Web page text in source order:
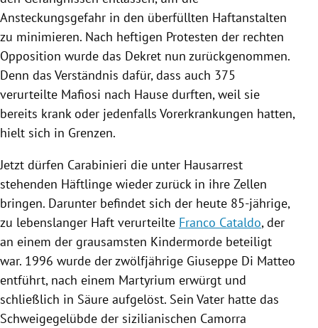
Ansteckungsgefahr in den überfüllten Haftanstalten
zu minimieren. Nach heftigen Protesten der rechten
Opposition wurde das Dekret nun zurückgenommen.
Denn das Verständnis dafür, dass auch 375
verurteilte Mafiosi nach Hause durften, weil sie
bereits krank oder jedenfalls Vorerkrankungen hatten,
hielt sich in Grenzen.
Jetzt dürfen Carabinieri die unter Hausarrest
stehenden Häftlinge wieder zurück in ihre Zellen
bringen. Darunter befindet sich der heute 85-jährige,
zu lebenslanger Haft verurteilte Franco Cataldo, der
an einem der grausamsten Kindermorde beteiligt
war. 1996 wurde der zwölfjährige Giuseppe Di Matteo
entführt, nach einem Martyrium erwürgt und
schließlich in Säure aufgelöst. Sein Vater hatte das
Schweigegelübde der sizilianischen Camorra